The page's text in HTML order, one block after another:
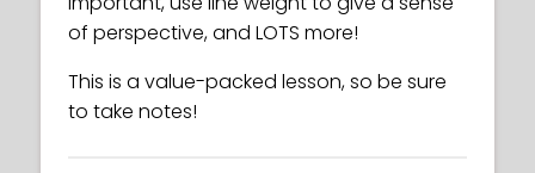
of perspective, and LOTS more!
This is a value-packed lesson, so be sure
to take notes!